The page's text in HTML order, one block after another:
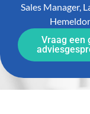
Sales Manager,
Vraag een